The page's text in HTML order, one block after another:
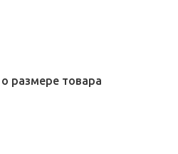
размере товара